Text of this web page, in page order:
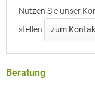
Nutzen Sie unser
stellen
zum
Beratung